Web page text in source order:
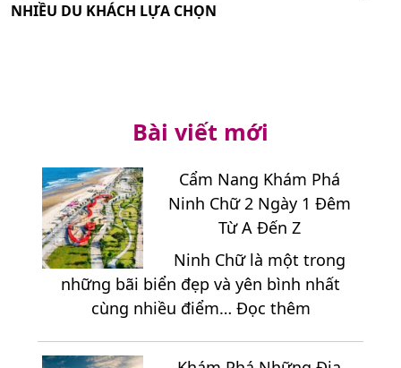
NHIỀU DU KHÁCH LỰA CHỌN
Bài viết mới
Cẩm Nang Khám Phá
Ninh Chữ 2 Ngày 1 Đêm
Từ A Đến Z
Ninh Chữ là một trong
những bãi biển đẹp và yên bình nhất
cùng nhiều điểm… Đọc thêm:
Nang